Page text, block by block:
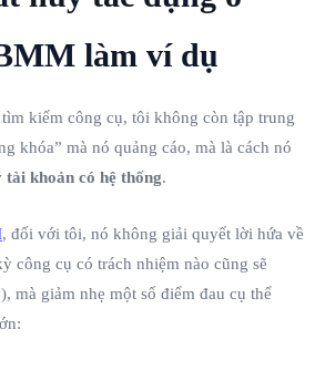
làm ví dụ
kiếm công cụ, tôi không còn tập trung
khóa” mà nó quảng cáo, mà là cách nó
tài khoản có hệ thống.
, đối với tôi, nó không giải quyết lời hứa về
công cụ có trách nhiệm nào cũng sẽ
mà giảm nhẹ một số điểm đau cụ thể